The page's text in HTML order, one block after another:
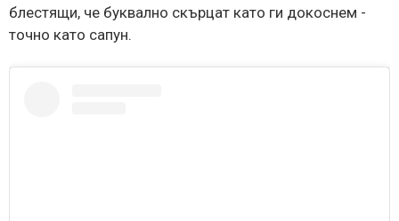
блестящи, че буквално скърцат като ги докоснем -
точно като сапун.